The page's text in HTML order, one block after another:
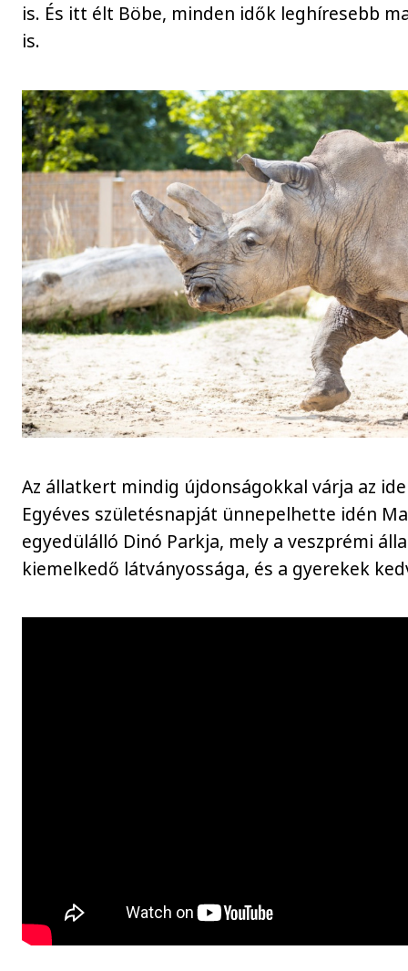
is. És itt élt Böbe, minden idők leghíresebb
is.
Az állatkert mindig újdonságokkal várja az
Egyéves születésnapját ünnepelhette idén
egyedülálló Dinó Parkja, mely a veszprémi
kiemelkedő látványossága, és a gyerekek